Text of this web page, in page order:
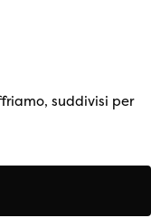
suddivisi per